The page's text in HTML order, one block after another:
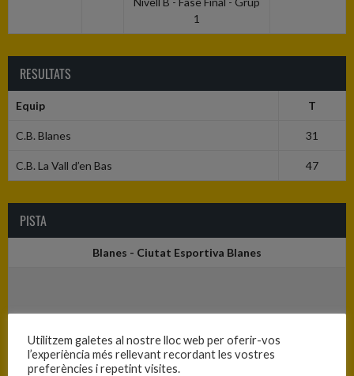
1
RESULTATS
Equip T
C.B. Blanes 31
C.B. La Vall d’en Bas 47
PISTA
Blanes - Ciutat Esportiva Blanes
Utilitzem galetes al nostre lloc web per oferir-vos
l’experiència més rellevant recordant les vostres
preferències i repetint visites.